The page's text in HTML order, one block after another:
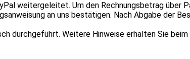
weitergeleitet. Um den Rechnungsbetrag über
an uns bestätigen. Nach Abgabe der
durchgeführt. Weitere Hinweise erhalten Sie